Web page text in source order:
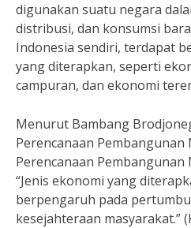
digunakan suatu negara
distribusi, dan konsumsi
Indonesia sendiri, terdapat
yang diterapkan, seperti
campuran, dan ekonomi
Menurut Bambang
Perencanaan Pembangunan
Perencanaan Pembangunan
“Jenis ekonomi yang
berpengaruh pada
kesejahteraan masyarakat.”